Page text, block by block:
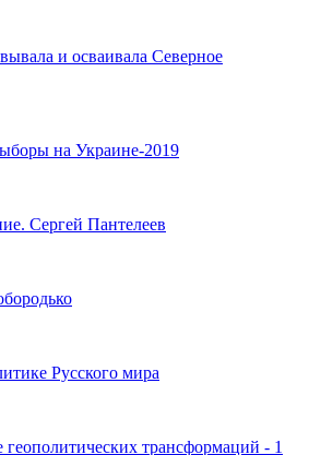
и осваивала Северное
на Украине-2019
Сергей Пантелеев
Русского мира
геополитических трансформаций - 1